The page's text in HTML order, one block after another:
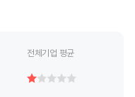
전체기업 평균